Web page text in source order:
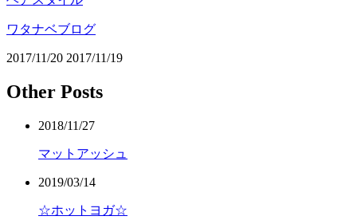
ワタナベブログ
2017/11/20 2017/11/19
Other Posts
2018/11/27
マットアッシュ
2019/03/14
☆ホットヨガ☆